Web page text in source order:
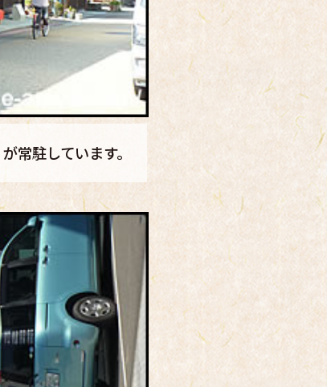
常駐しています。